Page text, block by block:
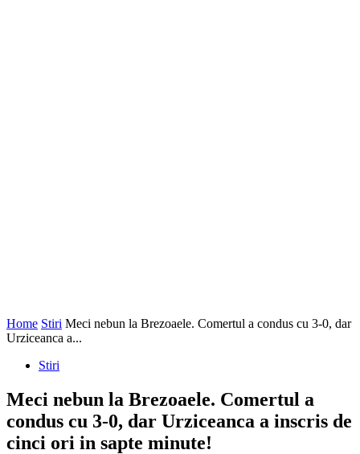
Home Stiri Meci nebun la Brezoaele. Comertul a condus cu 3-0, dar
Urziceanca a...
Stiri
Meci nebun la Brezoaele. Comertul a
condus cu 3-0, dar Urziceanca a inscris de
cinci ori in sapte minute!